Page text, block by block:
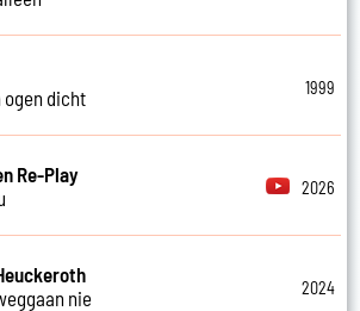
ogen dicht
1999
Re-Play
2026
nie
2024